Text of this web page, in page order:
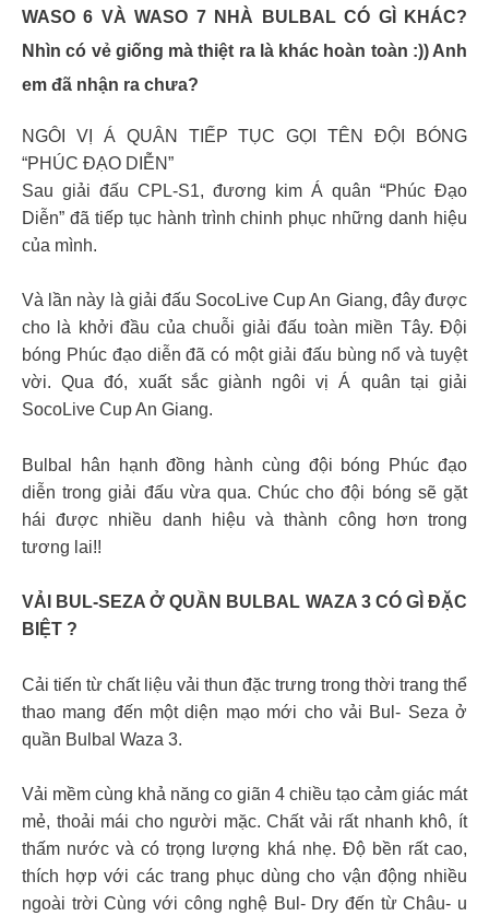
WASO 6 VÀ WASO 7 NHÀ BULBAL CÓ GÌ KHÁC?
Nhìn có vẻ giống mà thiệt ra là khác hoàn toàn :)) Anh
em đã nhận ra chưa?
NGÔI VỊ Á QUÂN TIẾP TỤC GỌI TÊN ĐỘI BÓNG
“PHÚC ĐẠO DIỄN”
Sau giải đấu CPL-S1, đương kim Á quân “Phúc Đạo
Diễn” đã tiếp tục hành trình chinh phục những danh hiệu
của mình.
Và lần này là giải đấu SocoLive Cup An Giang, đây được
cho là khởi đầu của chuỗi giải đấu toàn miền Tây. Đội
bóng Phúc đạo diễn đã có một giải đấu bùng nổ và tuyệt
vời. Qua đó, xuất sắc giành ngôi vị Á quân tại giải
SocoLive Cup An Giang.
Bulbal hân hạnh đồng hành cùng đội bóng Phúc đạo
diễn trong giải đấu vừa qua. Chúc cho đội bóng sẽ gặt
hái được nhiều danh hiệu và thành công hơn trong
tương lai!!
VẢI BUL-SEZA Ở QUẦN BULBAL WAZA 3 CÓ GÌ ĐẶC
BIỆT ?
Cải tiến từ chất liệu vải thun đặc trưng trong thời trang thể
thao mang đến một diện mạo mới cho vải Bul- Seza ở
quần Bulbal Waza 3.
Vải mềm cùng khả năng co giãn 4 chiều tạo cảm giác mát
mẻ, thoải mái cho người mặc. Chất vải rất nhanh khô, ít
thấm nước và có trọng lượng khá nhẹ. Độ bền rất cao,
thích hợp với các trang phục dùng cho vận động nhiều
ngoài trời Cùng với công nghệ Bul- Dry đến từ Châu- u